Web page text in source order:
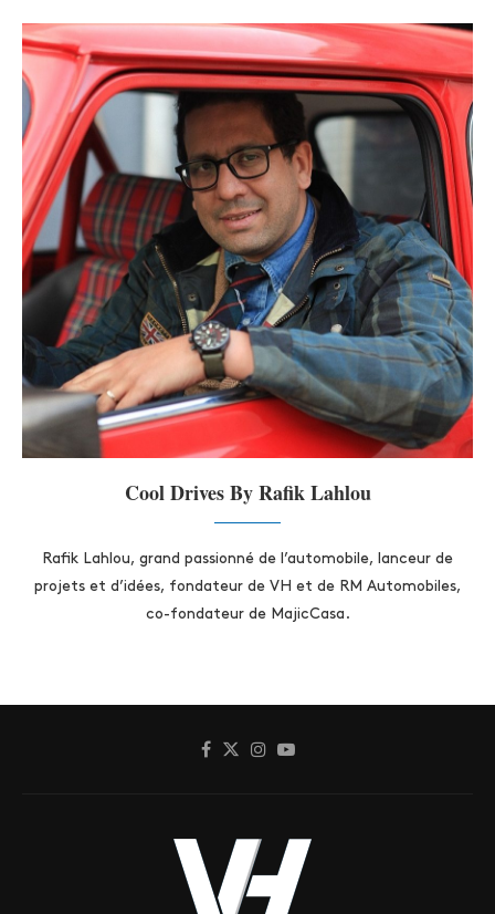
Cool Drives By Rafik Lahlou
Rafik Lahlou, grand passionné de l’automobile, lanceur de
projets et d’idées, fondateur de VH et de RM Automobiles,
co-fondateur de MajicCasa.